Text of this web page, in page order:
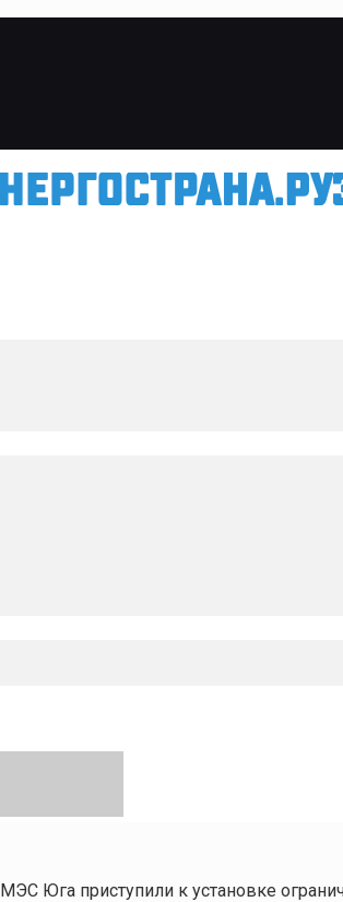
МЭС Юга приступили к установке